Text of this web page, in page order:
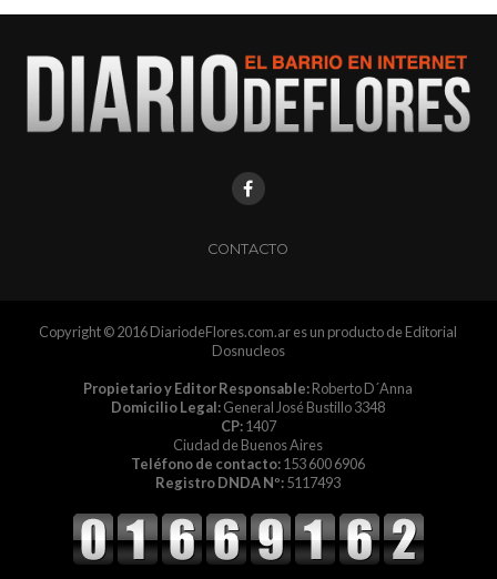
CONTACTO
Copyright © 2016 DiariodeFlores.com.ar es un producto de Editorial
Dosnucleos
Propietario y Editor Responsable:Roberto D´Anna
Domicilio Legal:General José Bustillo 3348
CP:1407
Ciudad de Buenos Aires
Teléfono de contacto:153 600 6906
Registro DNDA Nº:5117493